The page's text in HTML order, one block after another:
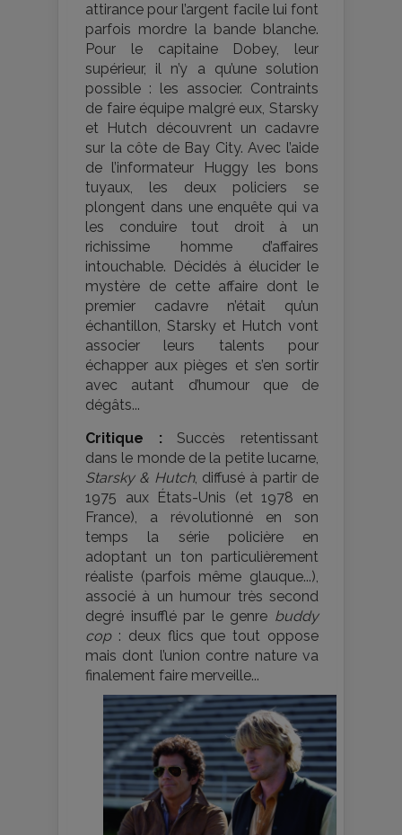
attirance pour l’argent facile lui font
parfois mordre la bande blanche.
Pour le capitaine Dobey, leur
supérieur, il n’y a qu’une solution
possible : les associer. Contraints
de faire équipe malgré eux, Starsky
et Hutch découvrent un cadavre
sur la côte de Bay City. Avec l’aide
de l’informateur Huggy les bons
tuyaux, les deux policiers se
plongent dans une enquête qui va
les conduire tout droit à un
richissime homme d’affaires
intouchable. Décidés à élucider le
mystère de cette affaire dont le
premier cadavre n’était qu’un
échantillon, Starsky et Hutch vont
associer leurs talents pour
échapper aux pièges et s’en sortir
avec autant d’humour que de
dégâts...
Critique : Succès retentissant
dans le monde de la petite lucarne,
Starsky & Hutch, diffusé à partir de
1975 aux États-Unis (et 1978 en
France), a révolutionné en son
temps la série policière en
adoptant un ton particulièrement
réaliste (parfois même glauque...),
associé à un humour très second
degré insufflé par le genre buddy
cop: deux flics que tout oppose
mais dont l’union contre nature va
finalement faire merveille...